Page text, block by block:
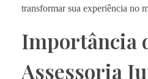
transformar sua experiência no
Importância
Assessoria